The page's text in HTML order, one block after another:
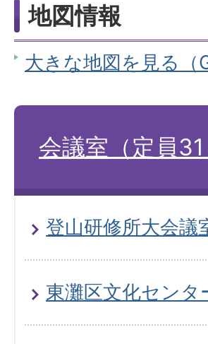
地図情報
大きな地図を見る
会議室（定員
登山研修所大会議
東灘区文化センタ